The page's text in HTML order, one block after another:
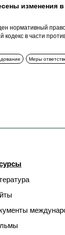
изменения
нормативный
кодекс в части
Меры